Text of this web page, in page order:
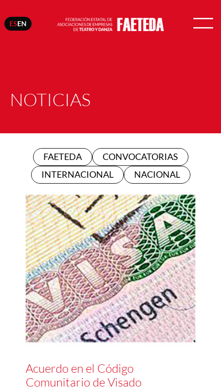
ESEN
NOTICIAS
FAETEDA
CONVOCATORIAS
INTERNACIONAL
NACIONAL
Acuerdo en el Código
Comunitario de Visado